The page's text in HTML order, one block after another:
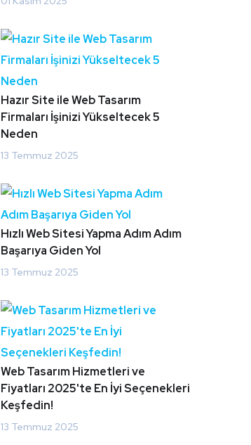
Hazır Site ile Web Tasarım
Firmaları İşinizi Yükseltecek 5
Neden
13 Temmuz 2025
Hızlı Web Sitesi Yapma Adım Adım
Başarıya Giden Yol
13 Temmuz 2025
Web Tasarım Hizmetleri ve
Fiyatları 2025'te En İyi Seçenekleri
Keşfedin!
13 Temmuz 2025